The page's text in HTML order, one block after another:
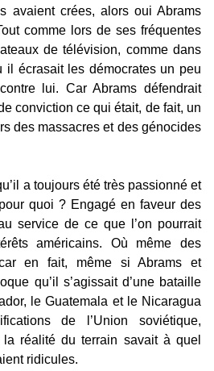
avaient crées, alors oui Abrams
comme lors de ses fréquentes
de télévision, comme dans
il écrasait les démocrates un peu
lui. Car Abrams défendrait
conviction ce qui était, de fait, un
des massacres et des génocides
a toujours été très passionné et
quoi ? Engagé en faveur des
service de ce que l’on pourrait
américains. Où même des
en fait, même si Abrams et
qu’il s’agissait d’une bataille
le Guatemala et le Nicaragua
de l’Union soviétique,
réalité du terrain savait à quel
ridicules.